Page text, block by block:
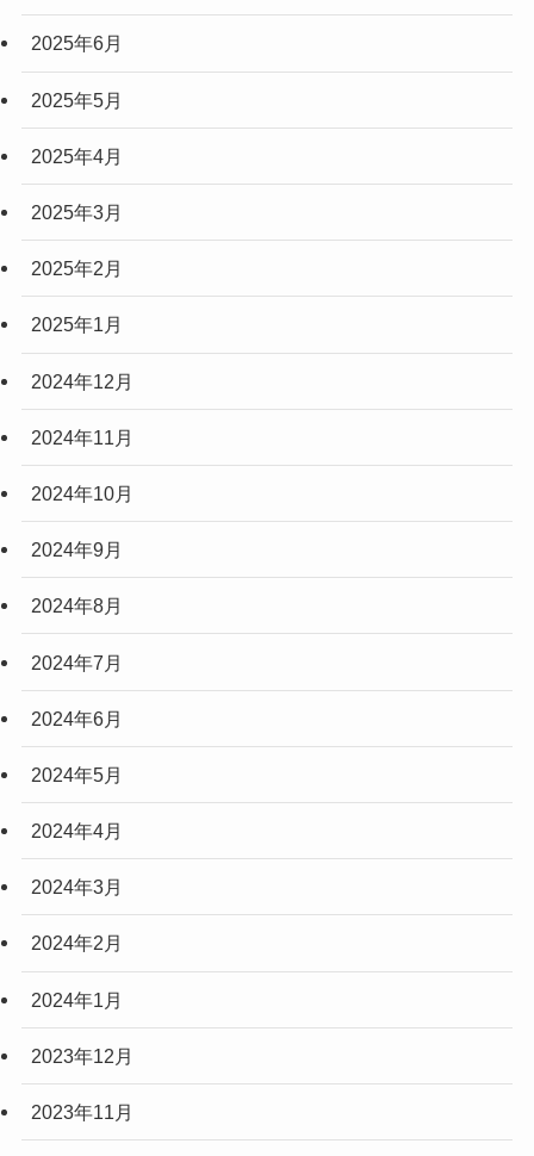
2025年6月
2025年5月
2025年4月
2025年3月
2025年2月
2025年1月
2024年12月
2024年11月
2024年10月
2024年9月
2024年8月
2024年7月
2024年6月
2024年5月
2024年4月
2024年3月
2024年2月
2024年1月
2023年12月
2023年11月